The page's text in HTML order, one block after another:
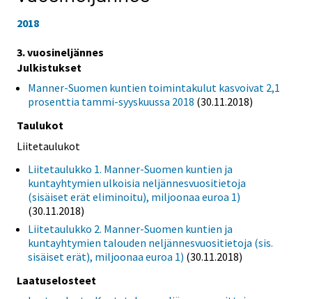
2018
3. vuosineljännes
Julkistukset
Manner-Suomen kuntien toimintakulut kasvoivat 2,1
prosenttia tammi-syyskuussa 2018 (30.11.2018)
Taulukot
Liitetaulukot
Liitetaulukko 1. Manner-Suomen kuntien ja
kuntayhtymien ulkoisia neljännesvuositietoja
(sisäiset erät eliminoitu), miljoonaa euroa 1)
(30.11.2018)
Liitetaulukko 2. Manner-Suomen kuntien ja
kuntayhtymien talouden neljännesvuositietoja (sis.
sisäiset erät), miljoonaa euroa 1) (30.11.2018)
Laatuselosteet